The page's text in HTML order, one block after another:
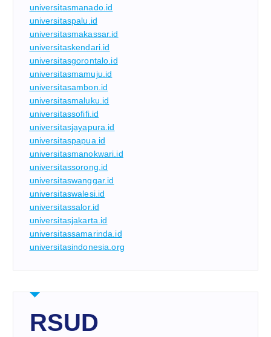
universitasmanado.id
universitaspalu.id
universitasmakassar.id
universitaskendari.id
universitasgorontalo.id
universitasmamuju.id
universitasambon.id
universitasmaluku.id
universitassofifi.id
universitasjayapura.id
universitaspapua.id
universitasmanokwari.id
universitassorong.id
universitaswanggar.id
universitaswalesi.id
universitassalor.id
universitasjakarta.id
universitassamarinda.id
universitasindonesia.org
RSUD